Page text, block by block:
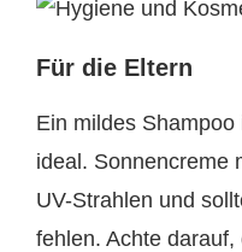
Für die Eltern
Ein mildes
ideal. Sonnencreme
UV-Strahlen und
fehlen. Achte